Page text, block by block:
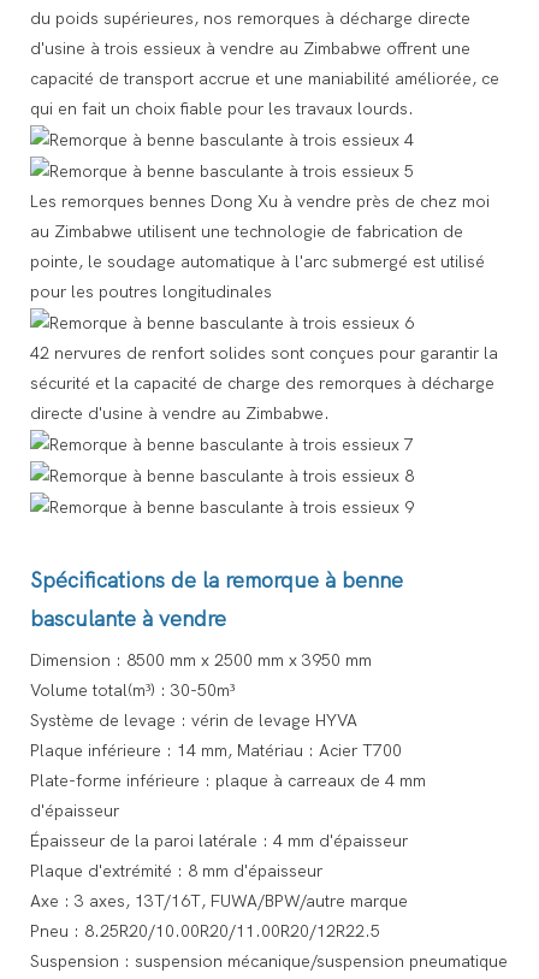
du poids supérieures, nos remorques à décharge directe
d'usine à trois essieux à vendre au Zimbabwe offrent une
capacité de transport accrue et une maniabilité améliorée, ce
qui en fait un choix fiable pour les travaux lourds.
Les remorques bennes Dong Xu à vendre près de chez moi
au Zimbabwe utilisent une technologie de fabrication de
pointe, le soudage automatique à l'arc submergé est utilisé
pour les poutres longitudinales
42 nervures de renfort solides sont conçues pour garantir la
sécurité et la capacité de charge des remorques à décharge
directe d'usine à vendre au Zimbabwe.
Spécifications de la remorque à benne
basculante à vendre
Dimension : 8500 mm x 2500 mm x 3950 mm
Volume total(m³) : 30-50m³
Système de levage : vérin de levage HYVA
Plaque inférieure : 14 mm, Matériau : Acier T700
Plate-forme inférieure : plaque à carreaux de 4 mm
d'épaisseur
Épaisseur de la paroi latérale : 4 mm d'épaisseur
Plaque d'extrémité : 8 mm d'épaisseur
Axe : 3 axes, 13T/16T, FUWA/BPW/autre marque
Pneu : 8.25R20/10.00R20/11.00R20/12R22.5
Suspension : suspension mécanique/suspension pneumatique